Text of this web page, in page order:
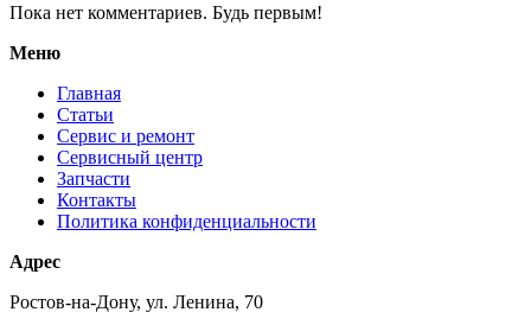
Пока нет комментариев. Будь первым!
Меню
Главная
Статьи
Сервис и ремонт
Сервисный центр
Запчасти
Контакты
Политика конфиденциальности
Адрес
Ростов-на-Дону, ул. Ленина, 70